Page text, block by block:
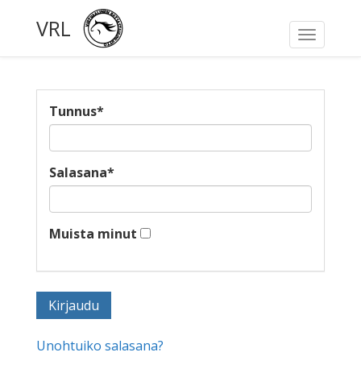
Toggle
VRL
Tunnus*
Salasana*
Muista minut
Unohtuiko salasana?